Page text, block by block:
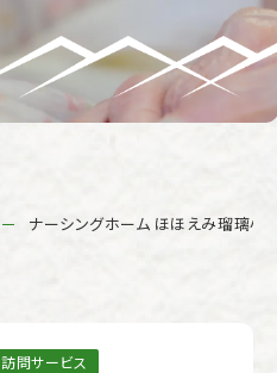
ナーシングホーム ほほえみ瑠璃小
訪問サービス